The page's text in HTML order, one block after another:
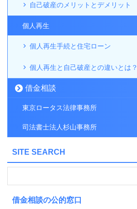
自己破産のメリットとデメリット
個人再生
個人再生手続と住宅ローン
個人再生と自己破産との違いとは？
借金相談
東京ロータス法律事務所
司法書士法人杉山事務所
SITE SEARCH
借金相談の公的窓口